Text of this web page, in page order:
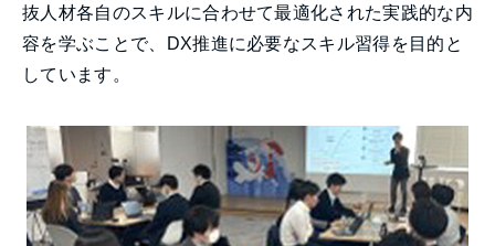
抜人材各自のスキルに合わせて最適化された実践的な内
容を学ぶことで、DX推進に必要なスキル習得を目的と
しています。